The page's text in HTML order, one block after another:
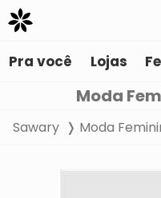
Pra você Lojas
Moda
Sawary Moda